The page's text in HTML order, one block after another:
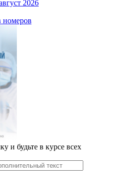
2026
номеров
и будьте в курсе всех